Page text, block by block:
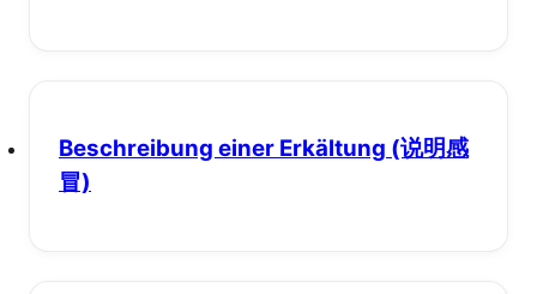
Beschreibung einer Erkältung (说明感
冒)